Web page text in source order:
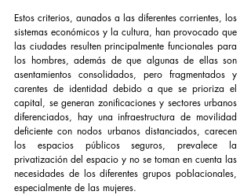
Estos criterios, aunados a las diferentes corrientes, los
sistemas económicos y la cultura, han provocado que
las ciudades resulten principalmente funcionales para
los hombres, además de que algunas de ellas son
asentamientos consolidados, pero fragmentados y
carentes de identidad debido a que se prioriza el
capital, se generan zonificaciones y sectores urbanos
diferenciados, hay una infraestructura de movilidad
deficiente con nodos urbanos distanciados, carecen
los espacios públicos seguros, prevalece la
privatización del espacio y no se toman en cuenta las
necesidades de los diferentes grupos poblacionales,
especialmente de las mujeres.